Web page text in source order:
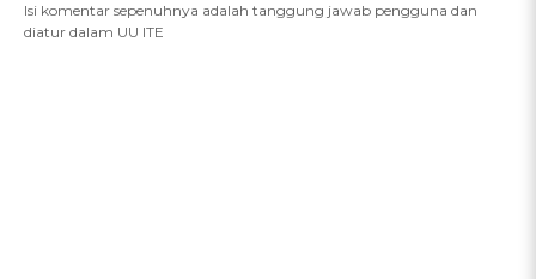
Isi komentar sepenuhnya adalah tanggung jawab pengguna dan
diatur dalam UU ITE